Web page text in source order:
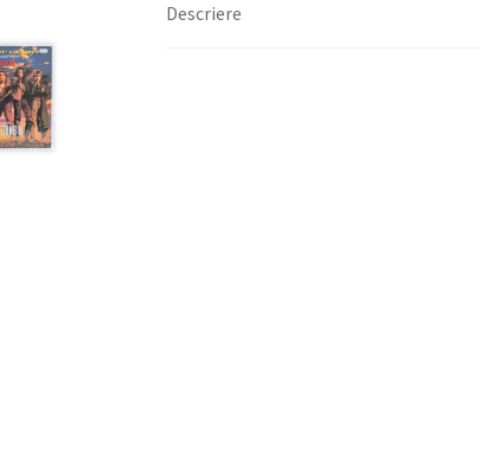
Descriere